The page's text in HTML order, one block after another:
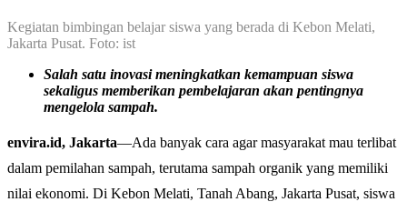
Kegiatan bimbingan belajar siswa yang berada di Kebon Melati,
Jakarta Pusat. Foto: ist
Salah satu inovasi meningkatkan kemampuan siswa
sekaligus memberikan pembelajaran akan pentingnya
mengelola sampah.
envira.id, Jakarta—Ada banyak cara agar masyarakat mau terlibat
dalam pemilahan sampah, terutama sampah organik yang memiliki
nilai ekonomi. Di Kebon Melati, Tanah Abang, Jakarta Pusat, siswa